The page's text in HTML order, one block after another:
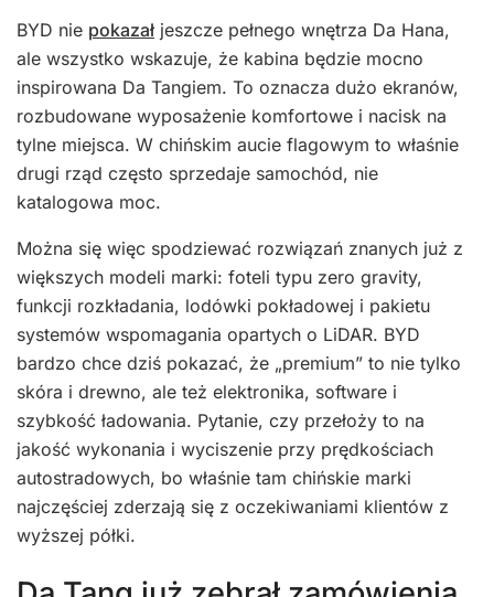
BYD nie pokazał jeszcze pełnego wnętrza Da Hana,
ale wszystko wskazuje, że kabina będzie mocno
inspirowana Da Tangiem. To oznacza dużo ekranów,
rozbudowane wyposażenie komfortowe i nacisk na
tylne miejsca. W chińskim aucie flagowym to właśnie
drugi rząd często sprzedaje samochód, nie
katalogowa moc.
Można się więc spodziewać rozwiązań znanych już z
większych modeli marki: foteli typu zero gravity,
funkcji rozkładania, lodówki pokładowej i pakietu
systemów wspomagania opartych o LiDAR. BYD
bardzo chce dziś pokazać, że „premium” to nie tylko
skóra i drewno, ale też elektronika, software i
szybkość ładowania. Pytanie, czy przełoży to na
jakość wykonania i wyciszenie przy prędkościach
autostradowych, bo właśnie tam chińskie marki
najczęściej zderzają się z oczekiwaniami klientów z
wyższej półki.